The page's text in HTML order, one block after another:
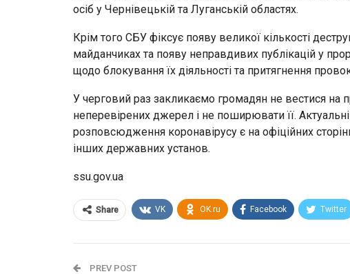
осіб у Чернівецькій та Луганській областях.
Крім того СБУ фіксує появу великої кількості
майданчиках та появу неправдивих публікацій у
щодо блокування їх діяльності та притягнення
У черговий раз закликаємо громадян не вестися на
неперевірених джерел і не поширювати її. Актуальні
розповсюдження коронавірусу є на офіційних
інших державних установ.
ssu.gov.ua
Share VK OK.ru Facebook Twitter
PREV POST